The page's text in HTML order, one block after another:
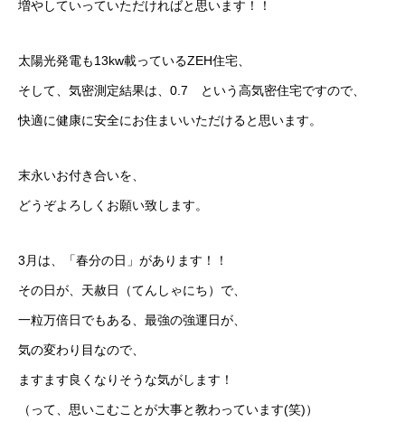
増やしていっていただければと思います！！
太陽光発電も13kw載っているZEH住宅、
そして、気密測定結果は、0.7 という高気密住宅ですので、
快適に健康に安全にお住まいいただけると思います。
末永いお付き合いを、
どうぞよろしくお願い致します。
3月は、「春分の日」があります！！
その日が、天赦日（てんしゃにち）で、
一粒万倍日でもある、最強の強運日が、
気の変わり目なので、
ますます良くなりそうな気がします！
（って、思いこむことが大事と教わっています(笑)）